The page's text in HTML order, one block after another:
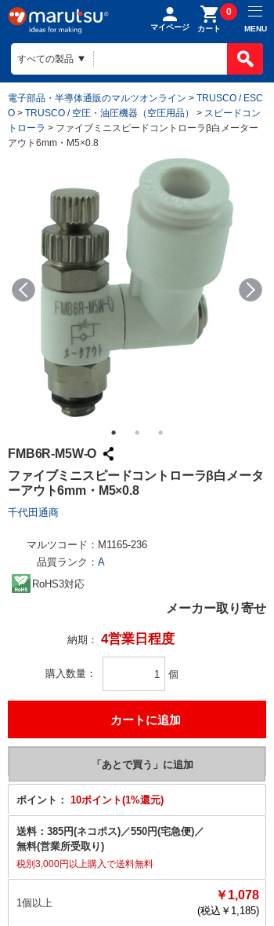
マイページ カート
0
MENU
電子部品・半導体通販のマルツオンライン > TRUSCO / ESC
O > TRUSCO / 空圧・油圧機器（空圧用品） > スピードコン
トローラ > ファイブミニスピードコントローラβ白メーター
アウト6mm・M5×0.8
FMB6R-M5W-O
ファイブミニスピードコントローラβ白メータ
ーアウト6mm・M5×0.8
千代田通商
マルツコード： M1165-236
品質ランク： A
RoHS3対応
メーカー取り寄せ
納期： 4営業日程度
購入数量 個
ポイント： 10ポイント(1%還元)
送料： 385円(ネコポス)／550円(宅急便)／
無料(営業所受取り)
税別3,000円以上購入で送料無料
1個以上
￥1,078
(税込￥ 1,185)